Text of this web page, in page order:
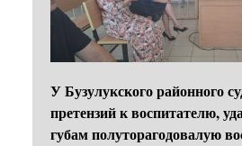
У Бузулукского районного
претензий к воспитателю,
губам полуторагодовалую